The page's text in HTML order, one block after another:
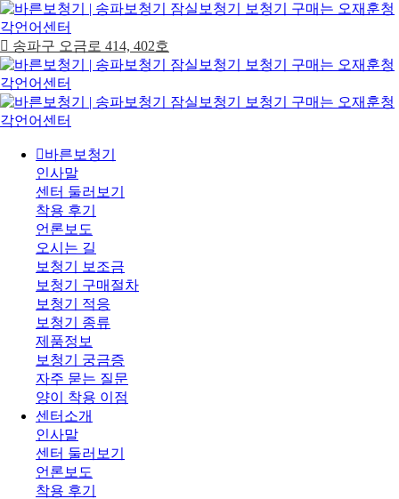
송파구 오금로 414, 402호
바른보청기
인사말
센터 둘러보기
착용 후기
언론보도
오시는 길
보청기 보조금
보청기 구매절차
보청기 적응
보청기 종류
제품정보
보청기 궁금증
자주 묻는 질문
양이 착용 이점
센터소개
인사말
센터 둘러보기
언론보도
착용 후기